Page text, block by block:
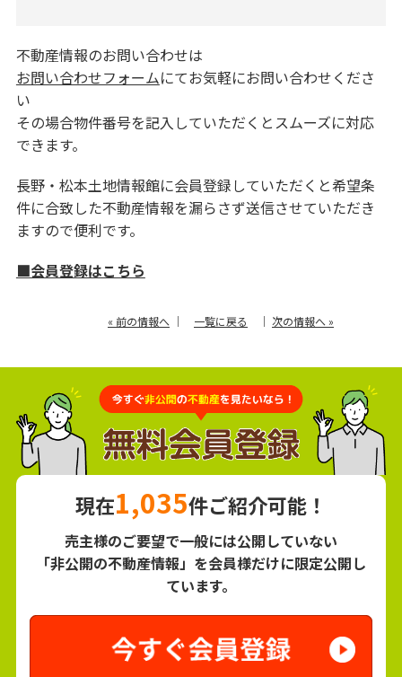
不動産情報のお問い合わせは
お問い合わせフォームにてお気軽にお問い合わせくださ
い
その場合物件番号を記入していただくとスムーズに対応
できます。
長野・松本土地情報館に会員登録していただくと希望条
件に合致した不動産情報を漏らさず送信させていただき
ますので便利です。
■会員登録はこちら
« 前の情報へ ｜ 一覧に戻る ｜ 次の情報へ »
現在1,035件ご紹介可能！
売主様のご要望で一般には公開していない
「非公開の不動産情報」を会員様だけに限定公開し
ています。